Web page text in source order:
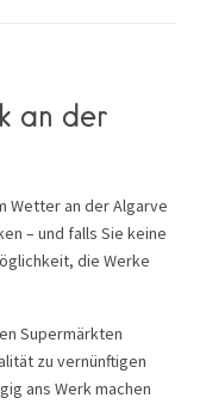
an der
Wetter an der Algarve
– und falls Sie keine
die Werke
Supermärkten
zu vernünftigen
ans Werk machen